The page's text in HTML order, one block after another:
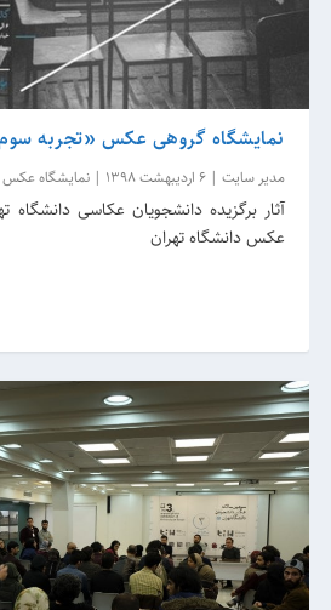
نمایشگاه گروهی عکس «تجربه
مدیر سایت |6 اردیبهشت 1398 |نمایشگاه عکس
آثار برگزیده دانشجویان عکاسی دانشگاه
عکس دانشگاه تهران